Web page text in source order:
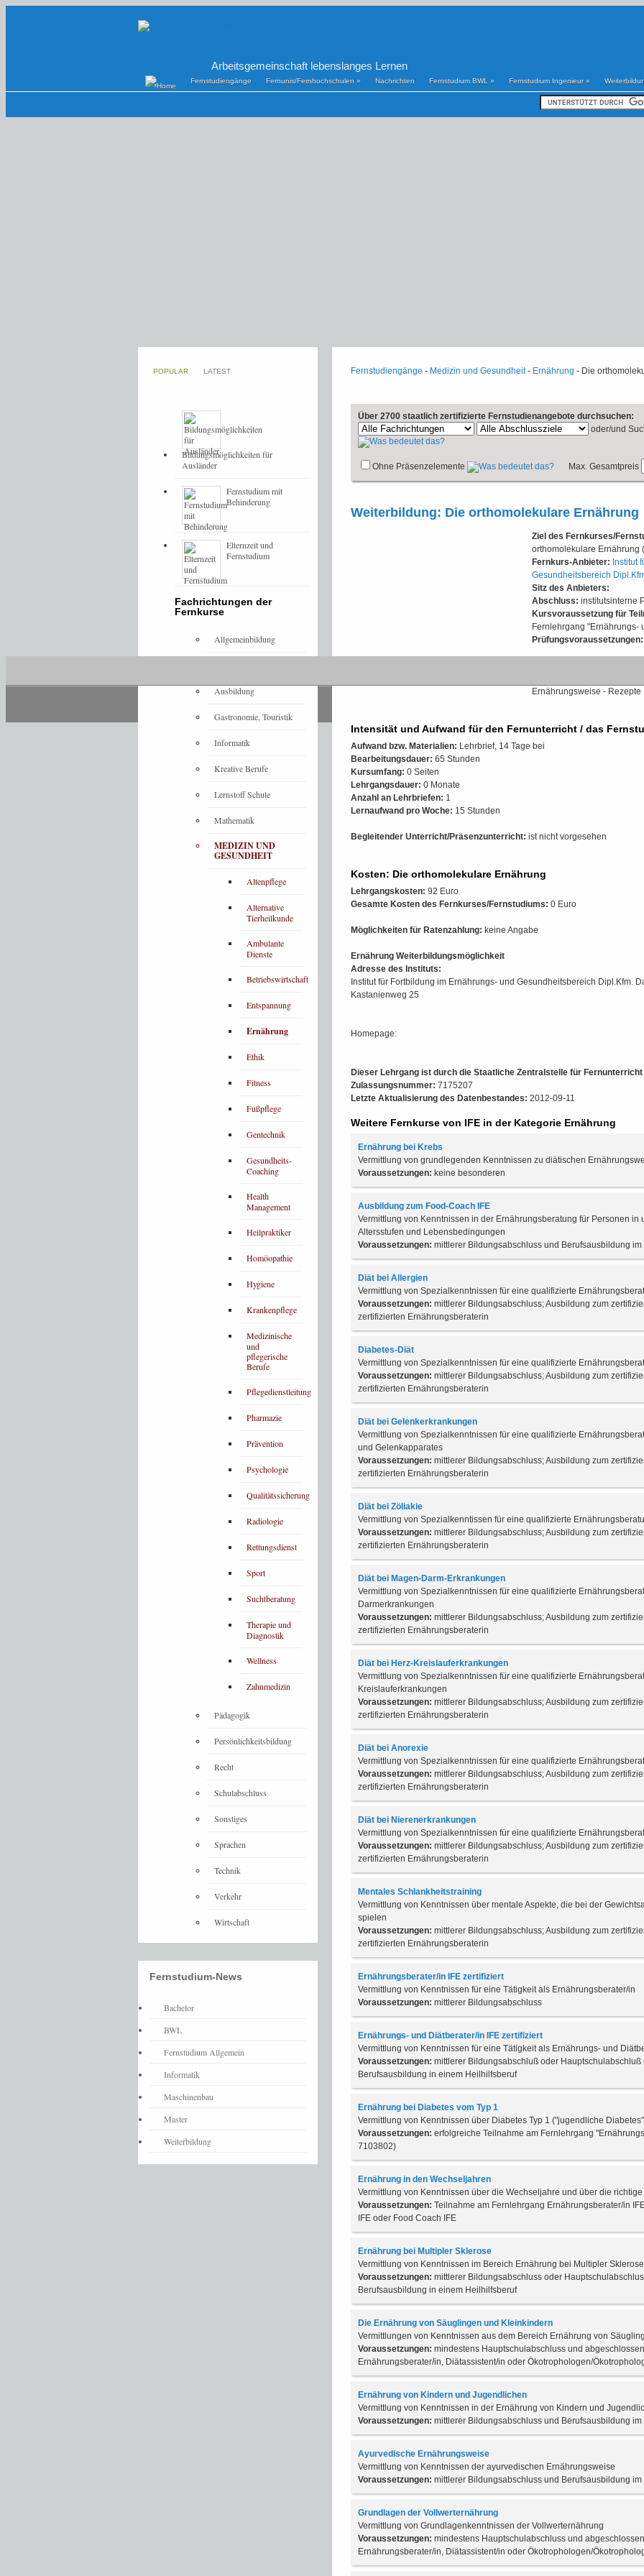
Arbeitsgemeinschaft lebenslanges Lernen
Fernstudiengänge Fernunis/Fernhochschulen » Nachrichten Fernstudium BWL » Fernstudium Ingenieur»
Fernstudiengänge - Medizin und Gesundheit- Ernährung - Die
Über 2700 staatlich zertifizierte Fernstudienangebote durchsuchen:
oder/und
Ohne Präsenzelemente Max. Gesamtpreis
Weiterbildung: Die orthomolekulare Ernährung
Ziel des Fernkurses/
orthomolekulare Ernährung
Fernkurs-Anbieter: Institut
Gesundheitsbereich
Sitz des Anbieters:
Abschluss: institutsinterne
Kursvoraussetzung für
Fernlehrgang "Ernährungs-
Prüfungsvoraussetzungen:
Ernährungsweise - Rezepte
Intensität und Aufwand für den Fernunterricht / das
Aufwand bzw. Materialien: Lehrbrief, 14 Tage bei
Bearbeitungsdauer: 65 Stunden
Kursumfang: 0 Seiten
Lehrgangsdauer: 0 Monate
Anzahl an Lehrbriefen: 1
Lernaufwand pro Woche: 15 Stunden
Begleitender Unterricht/Präsenzunterricht: ist nicht vorgesehen
Kosten: Die orthomolekulare Ernährung
Lehrgangskosten: 92 Euro
Gesamte Kosten des Fernkurses/Fernstudiums: 0 Euro
Möglichkeiten für Ratenzahlung: keine Angabe
Ernährung Weiterbildungsmöglichkeit
Adresse des Instituts:
Institut für Fortbildung im Ernährungs- und Gesundheitsbereich Dipl.Kfm.
Kastanienweg 25
Homepage:
Dieser Lehrgang ist durch die Staatliche Zentralstelle für Fernunterricht
Zulassungsnummer: 7175207
Letzte Aktualisierung des Datenbestandes: 2012-09-11
Weitere Fernkurse von IFE in der Kategorie Ernährung
Ernährung bei Krebs
Vermittlung von grundlegenden Kenntnissen zu diätischen
Voraussetzungen: keine besonderen
Ausbildung zum Food-Coach IFE
Vermittlung von Kenntnissen in der Ernährungsberatung für Personen
Altersstufen und Lebensbedingungen
Voraussetzungen: mittlerer Bildungsabschluss und Berufsausbildung
Diät bei Allergien
Vermittlung von Spezialkenntnissen für eine qualifizierte
Voraussetzungen: mittlerer Bildungsabschluss; Ausbildung zum
zertifizierten Ernährungsberaterin
Diabetes-Diät
Vermittlung von Spezialkenntnissen für eine qualifizierte
Voraussetzungen: mittlerer Bildungsabschluss; Ausbildung zum
zertifizierten Ernährungsberaterin
Diät bei Gelenkerkrankungen
Vermittlung von Spezialkenntnissen für eine qualifizierte
und Gelenkapparates
Voraussetzungen: mittlerer Bildungsabschluss; Ausbildung zum
zertifizierten Ernährungsberaterin
Diät bei Zöliakie
Vermittlung von Spezialkenntissen für eine qualifizierte
Voraussetzungen: mittlerer Bildungsabschluss; Ausbildung zum
zertifizierten Ernährungsberaterin
Diät bei Magen-Darm-Erkrankungen
Vermittlung von Spezialkenntnissen für eine qualifizierte
Darmerkrankungen
Voraussetzungen: mittlerer Bildungsabschluss; Ausbildung zum
zertifizierten Ernährungsberaterin
Diät bei Herz-Kreislauferkrankungen
Vermittlung von Spezialkenntnissen für eine qualifizierte
Kreislauferkrankungen
Voraussetzungen: mittlerer Bildungsabschluss; Ausbildung zum
zertifizierten Ernährungsberaterin
Diät bei Anorexie
Vermittlung von Spezialkenntnissen für eine qualifizierte
Voraussetzungen: mittlerer Bildungsabschluss; Ausbildung zum
zertifizierten Ernährungsberaterin
Diät bei Nierenerkrankungen
Vermittlung von Spezialkenntnissen für eine qualifizierte
Voraussetzungen: mittlerer Bildungsabschluss; Ausbildung zum
zertifizierten Ernährungsberaterin
Mentales Schlankheitstraining
Vermittlung von Kenntnissen über mentale Aspekte, die bei der
spielen
Voraussetzungen: mittlerer Bildungsabschluss; Ausbildung zum
zertifizierten Ernährungsberaterin
Ernährungsberater/in IFE zertifiziert
Vermittlung von Kenntnissen für eine Tätigkeit als Ernährungsberater/in
Voraussetzungen: mittlerer Bildungsabschluss
Ernährungs- und Diätberater/in IFE zertifiziert
Vermittlung von Kenntnissen für eine Tätigkeit als Ernährungs- und
Voraussetzungen: mittlerer Bildungsabschluß oder
Berufsausbildung in einem Heilhilfsberuf
Ernährung bei Diabetes vom Typ 1
Vermittlung von Kenntnissen über Diabetes Typ 1 ("jugendliche
Voraussetzungen: erfolgreiche Teilnahme am Fernlehrgang
7103802)
Ernährung in den Wechseljahren
Vermittlung von Kenntnissen über die Wechseljahre und über die
Voraussetzungen: Teilnahme am Fernlehrgang Ernährungsberater/in
IFE oder Food Coach IFE
Ernährung bei Multipler Sklerose
Vermittlung von Kenntnissen im Bereich Ernährung bei Multipler Sklerose
Voraussetzungen: mittlerer Bildungsabschluss oder
Berufsausbildung in einem Heilhilfsberuf
Die Ernährung von Säuglingen und Kleinkindern
Vermittlungen von Kenntnissen aus dem Bereich Ernährung von
Voraussetzungen: mindestens Hauptschulabschluss und
Ernährungsberater/in, Diätassistent/in oder Ökotrophologen/
Ernährung von Kindern und Jugendlichen
Vermittlung von Kenntnissen in der Ernährung von Kindern und
Voraussetzungen: mittlerer Bildungsabschluss und Berufsausbildung
Ayurvedische Ernährungsweise
Vermittlung von Kenntnissen der ayurvedischen Ernährungsweise
Voraussetzungen: mittlerer Bildungsabschluss und Berufsausbildung
Grundlagen der Vollwerternährung
Vermittlung von Grundlagenkenntnissen der Vollwerternährung
Voraussetzungen: mindestens Hauptschulabschluss und
Ernährungsberater/in, Diätassistent/in oder Ökotrophologen/
POPULAR LATEST
Bildungsmöglichkeiten für
Ausländer
Fernstudium mit
Behinderung
Elternzeit und
Fernstudium
Fachrichtungen der
Fernkurse
Allgemeinbildung
Ausbildung
Gastronomie, Touristik
Informatik
Kreative Berufe
Lernstoff Schule
Mathematik
MEDIZIN UND
GESUNDHEIT
Altenpflege
Alternative
Tierheilkunde
Ambulante
Dienste
Betriebswirtschaft
Entspannung
Ernährung
Ethik
Fitness
Fußpflege
Gentechnik
Gesundheits-
Coaching
Health
Management
Heilpraktiker
Homöopathie
Hygiene
Krankenpflege
Medizinische
und
pflegerische
Berufe
Pflegedienstleitung
Pharmazie
Prävention
Psychologie
Qualitätssicherung
Radiologie
Rettungsdienst
Sport
Suchtberatung
Therapie und
Diagnostik
Wellness
Zahnmedizin
Pädagogik
Persönlichkeitsbildung
Recht
Schulabschluss
Sonstiges
Sprachen
Technik
Verkehr
Wirtschaft
Fernstudium-News
Bachelor
BWL
Fernstudium Allgemein
Informatik
Maschinenbau
Master
Weiterbildung